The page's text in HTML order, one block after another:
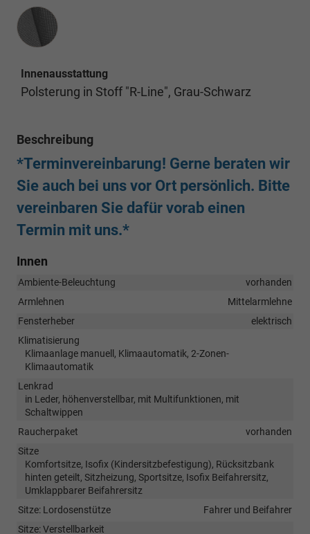
Innenausstattung
Innenausstattung
Polsterung in Stoff "R-Line", Grau-Schwarz
Beschreibung
*Terminvereinbarung! Gerne beraten wir
Sie auch bei uns vor Ort persönlich. Bitte
vereinbaren Sie dafür vorab einen
Termin mit uns.*
Innen
Ambiente-Beleuchtung
vorhanden
Armlehnen
Mittelarmlehne
Fensterheber
elektrisch
Klimatisierung
Klimaanlage manuell, Klimaautomatik, 2-Zonen-
Klimaautomatik
Lenkrad
in Leder, höhenverstellbar, mit Multifunktionen, mit
Schaltwippen
Raucherpaket
vorhanden
Sitze
Komfortsitze, Isofix (Kindersitzbefestigung), Rücksitzbank
hinten geteilt, Sitzheizung, Sportsitze, Isofix Beifahrersitz,
Umklappbarer Beifahrersitz
Sitze: Lordosenstütze
Fahrer und Beifahrer
Sitze: Verstellbarkeit